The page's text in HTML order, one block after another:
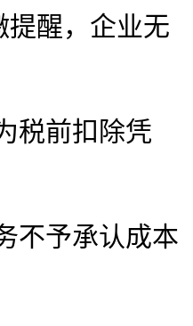
醒，企业无
税前扣除凭
不予承认成本